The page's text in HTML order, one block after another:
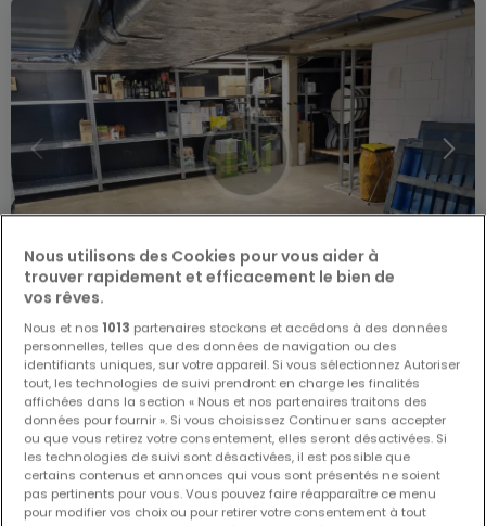
Entrepôt à louer àNiederanven
1 100 €
60 m²
Nous utilisons des Cookies pour vous aider à
trouver rapidement et efficacement le bien de
vos rêves.
Nous et nos 1013 partenaires stockons et accédons à des données
personnelles, telles que des données de navigation ou des
identifiants uniques, sur votre appareil. Si vous sélectionnez Autoriser
tout, les technologies de suivi prendront en charge les finalités
affichées dans la section « Nous et nos partenaires traitons des
données pour fournir ». Si vous choisissez Continuer sans accepter
ou que vous retirez votre consentement, elles seront désactivées. Si
les technologies de suivi sont désactivées, il est possible que
certains contenus et annonces qui vous sont présentés ne soient
pas pertinents pour vous. Vous pouvez faire réapparaître ce menu
pour modifier vos choix ou pour retirer votre consentement à tout